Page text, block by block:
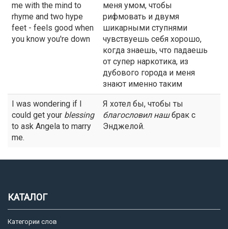
me with the mind to
rhyme and two hype
feet - feels good when
you know you're down
меня умом, чтобы
рифмовать и двумя
шикарными ступнями
чувствуешь себя хорошо,
когда знаешь, что падаешь
от супер наркотика, из
дубового города и меня
знают именно таким
I was wondering if I
could get your blessing
to ask Angela to marry
me.
Я хотел бы, чтобы ты
благословилнашбрак с
Энджелой.
КАТАЛОГ
Категории слов